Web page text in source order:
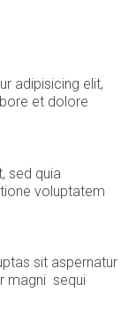
adipisicing elit,
et dolore
sed quia
voluptatem
sit aspernatur
magni sequi